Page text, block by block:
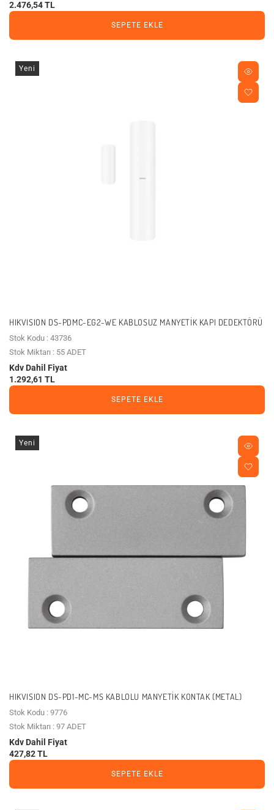
2.476,54 TL
SEPETE EKLE
Yeni
HIKVISION DS-PDMC-EG2-WE KABLOSUZ MANYETIK KAPI DEDEKTÖRÜ
Stok Kodu : 43736
Stok Miktarı : 55 ADET
Kdv Dahil Fiyat
1.292,61 TL
SEPETE EKLE
Yeni
HIKVISION DS-PD1-MC-MS KABLOLU MANYETIK KONTAK (METAL)
Stok Kodu : 9776
Stok Miktarı : 97 ADET
Kdv Dahil Fiyat
427,82 TL
SEPETE EKLE